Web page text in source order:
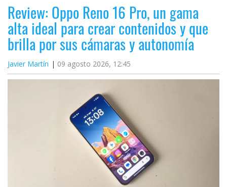
Review: Oppo Reno 16 Pro, un gama
alta ideal para crear contenidos y que
brilla por sus cámaras y autonomía
Javier Martín 09 agosto 2026, 12:45